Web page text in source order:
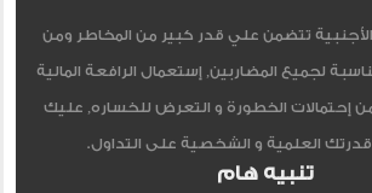
الأجنبية تتضمن علي قدر كبير من المخاطر ومن
لجميع المضاربين, إستعمال الرافعة المالية
من إحتمالات الخطورة و التعرض للخساره, عليك
قدرتك العلمية و الشخصية على التداول.
تنبيه هام